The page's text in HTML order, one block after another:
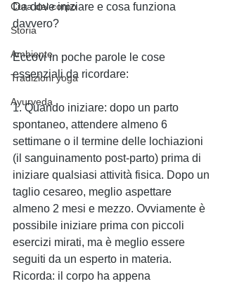
Cura del corpo
Storia
Ambiente
Tradizioni yoga
Ayurveda
Da dove iniziare e cosa funziona
davvero?
Eccovi in poche parole le cose
essenziali da ricordare:
1. Quando iniziare: dopo un parto
spontaneo, attendere almeno 6
settimane o il termine delle lochiazioni
(il sanguinamento post-parto) prima di
iniziare qualsiasi attività fisica. Dopo un
taglio cesareo, meglio aspettare
almeno 2 mesi e mezzo. Ovviamente è
possibile iniziare prima con piccoli
esercizi mirati, ma è meglio essere
seguiti da un esperto in materia.
Ricorda: il corpo ha appena